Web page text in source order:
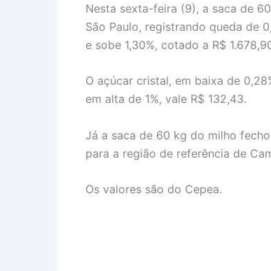
Nesta sexta-feira (9), a saca de
São Paulo, registrando queda de
e sobe 1,30%, cotado a R$
O açúcar cristal, em baixa de
em alta de 1%, vale R$ 132,43.
Já a saca de 60 kg do milho
para a região de referência de
Os valores são do Cepea.